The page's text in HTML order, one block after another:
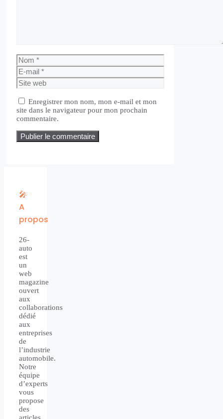
Nom
E-
mail
Site
web
Enregistrer mon nom, mon e-mail et mon
site dans le navigateur pour mon prochain
commentaire.
🎤
A
propos
26-
auto
est
un
web
magazine
ouvert
aux
collaborations
dédié
aux
entreprises
de
l’industrie
automobile.
Notre
équipe
d’experts
vous
propose
des